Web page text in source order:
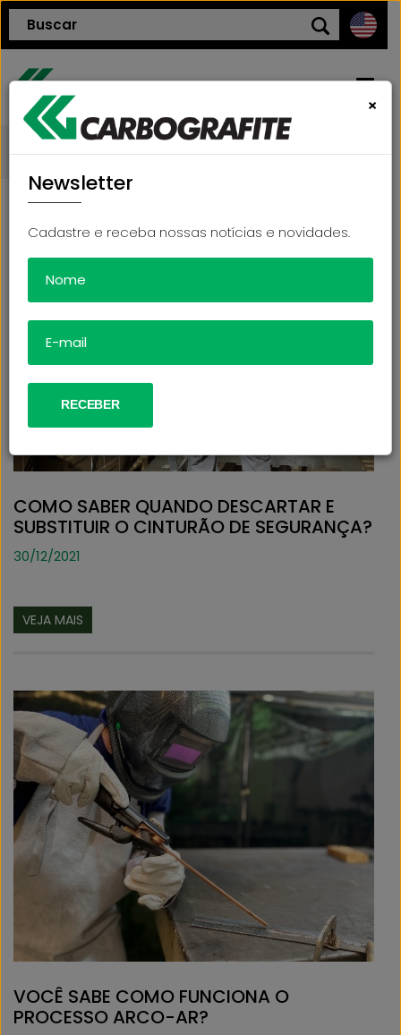
PRODUTOS
SUSTENTABILIDADE
Blog
COMO SABER QUANDO DESCARTAR E
SUBSTITUIR O CINTURÃO DE SEGURANÇA?
30/12/2021
VEJA MAIS
VOCÊ SABE COMO FUNCIONA O
PROCESSO ARCO-AR?
×
Newsletter
Cadastre e receba nossas notícias e novidades.